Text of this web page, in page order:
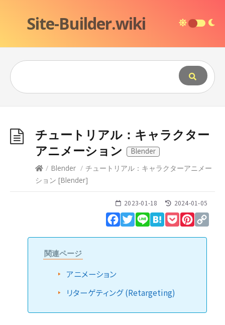
Site-Builder.wiki
チュートリアル：キャラクター
アニメーション
Blender
/ Blender / チュートリアル：キャラクターアニメー
ション [Blender]
2023-01-18 2024-01-05
Facebook
Twitter
Line HatenaPocket
関連ページ
アニメーション
リターゲティング (Retargeting)